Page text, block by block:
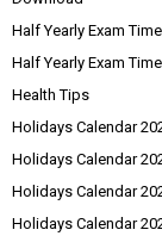
Half Yearly Exam
Half Yearly Exam
Health Tips
Holidays Calendar
Holidays Calendar
Holidays Calendar
Holidays Calendar